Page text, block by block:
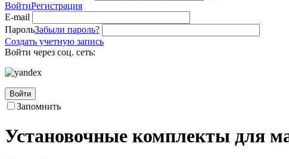
ВойтиРегистрация
E-mail
ПарольЗабыли пароль?
Создать учетную запись
Войти через соц. сеть:
Войти
Запомнить
Установочные комплекты для